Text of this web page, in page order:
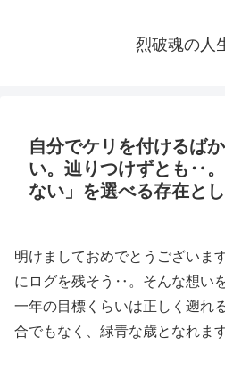
烈破魂の人
自分でケリを付けるば
い。辿りつけずとも‥
ない」を選べる存在と
明けましておめでとうございま
にログを残そう‥。そんな想い
一年の目標くらいは正しく遡れ
合でもなく、緑青な歳となれま